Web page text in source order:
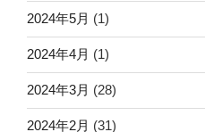
2024年5月 (1)
2024年4月 (1)
2024年3月 (28)
2024年2月 (31)